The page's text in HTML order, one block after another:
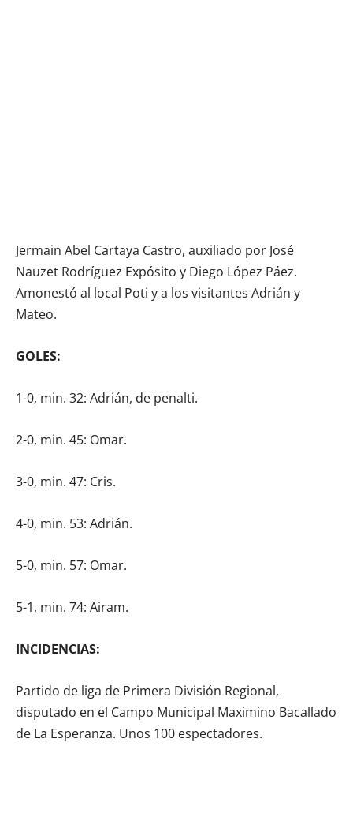
Jermain Abel Cartaya Castro, auxiliado por José
Nauzet Rodríguez Expósito y Diego López Páez.
Amonestó al local Poti y a los visitantes Adrián y
Mateo.
GOLES:
1-0, min. 32: Adrián, de penalti.
2-0, min. 45: Omar.
3-0, min. 47: Cris.
4-0, min. 53: Adrián.
5-0, min. 57: Omar.
5-1, min. 74: Airam.
INCIDENCIAS:
Partido de liga de Primera División Regional,
disputado en el Campo Municipal Maximino Bacallado
de La Esperanza. Unos 100 espectadores.